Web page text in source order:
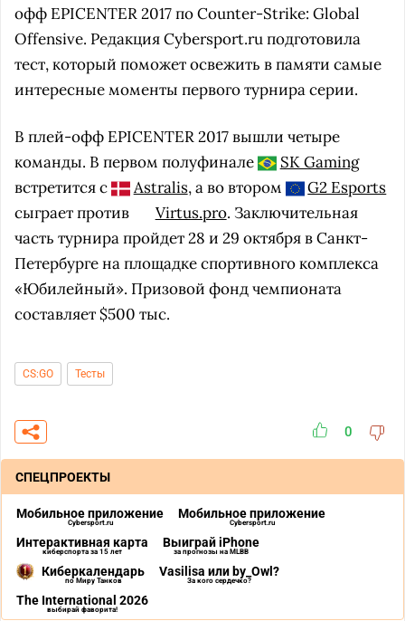
офф EPICENTER 2017 по Counter-Strike: Global
Offensive. Редакция Cybersport.ru подготовила
тест, который поможет освежить в памяти самые
интересные моменты первого турнира серии.
В плей-офф EPICENTER 2017 вышли четыре
команды. В первом полуфинале
SK Gaming
встретится с
Astralis, а во втором
G2 Esports
сыграет против
Virtus.pro. Заключительная
часть турнира пройдет 28 и 29 октября в Санкт-
Петербурге на площадке спортивного комплекса
«Юбилейный». Призовой фонд чемпионата
составляет $500 тыс.
CS:GO Тесты
0
СПЕЦПРОЕКТЫ
Мобильное приложение
Cybersport.ru
Мобильное приложение
Cybersport.ru
Интерактивная карта
киберспорта за 15 лет
Выиграй iPhone
за прогнозы на MLBB
Киберкалендарь
по Миру Танков
Vasilisa или by_Owl?
За кого сердечко?
The International 2026
выбирай фаворита!